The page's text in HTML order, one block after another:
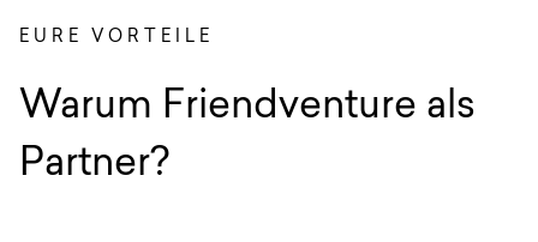
EURE VORTEILE
:
Warum Friendventure als
Partner?